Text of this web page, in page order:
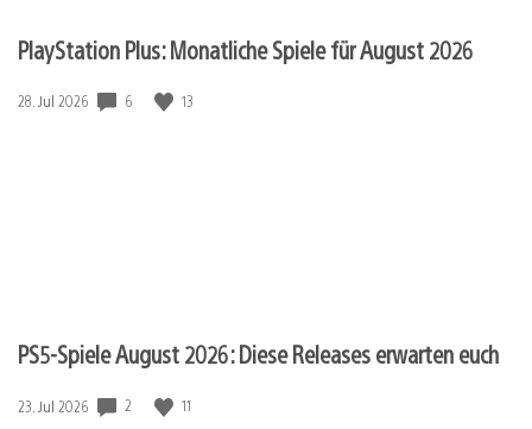
PlayStation Plus: Monatliche Spiele für August 2026
Veröffentlichungsdatum:
28. Jul 2026 6 13
PS5-Spiele August 2026: Diese Releases erwarten euch
Veröffentlichungsdatum:
23. Jul 2026 2 11